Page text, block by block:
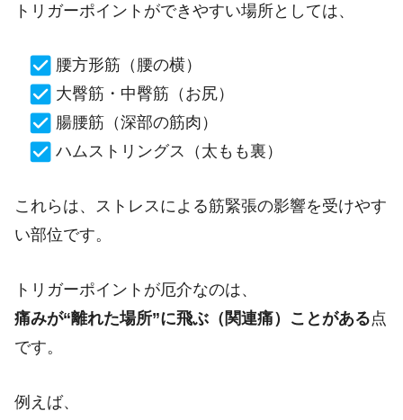
トリガーポイントができやすい場所としては、
腰方形筋（腰の横）
大臀筋・中臀筋（お尻）
腸腰筋（深部の筋肉）
ハムストリングス（太もも裏）
これらは、ストレスによる筋緊張の影響を受けやす
い部位です。
トリガーポイントが厄介なのは、
痛みが“離れた場所”に飛ぶ（関連痛）ことがある点
です。
例えば、